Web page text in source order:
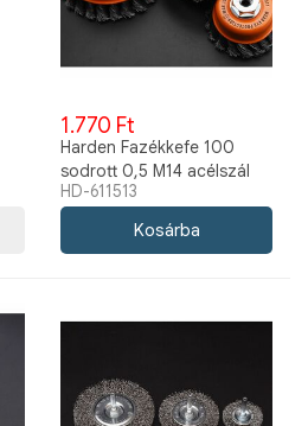
1.770 Ft
Harden Fazékkefe 100
sodrott 0,5 M14 acélszál
611513
HD-611513